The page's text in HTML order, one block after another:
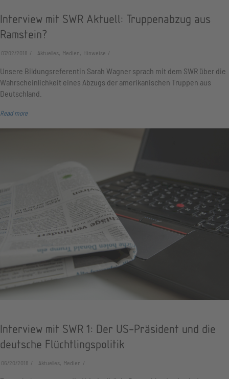
Interview mit SWR Aktuell: Truppenabzug aus
Ramstein?
07/02/2018 Aktuelles, Medien, Hinweise
Unsere Bildungsreferentin Sarah Wagner sprach mit dem SWR über die
Wahrscheinlichkeit eines Abzugs der amerikanischen Truppen aus
Deutschland.
Read more
Interview mit SWR 1: Der US-Präsident und die
deutsche Flüchtlingspolitik
06/20/2018 Aktuelles, Medien